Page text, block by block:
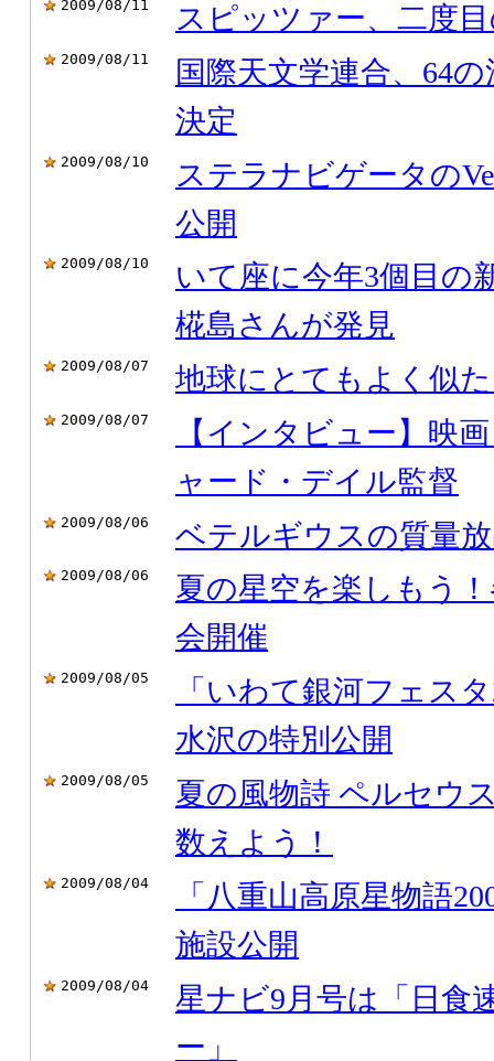
2009/08/11 スピッツァー、二度
2009/08/11
国際天文学連合、64
決定
2009/08/10
ステラナビゲータの
公開
2009/08/10
いて座に今年3個目の
椛島さんが発見
2009/08/07 地球にとてもよく似
2009/08/07
【インタビュー】映
ャード・デイル監督
2009/08/06 ベテルギウスの質量
2009/08/06
夏の星空を楽しもう
会開催
2009/08/05
「いわて銀河フェス
水沢の特別公開
2009/08/05
夏の風物詩 ペルセウ
数えよう！
2009/08/04
「八重山高原星物語
施設公開
2009/08/04
星ナビ9月号は「日食
ー」